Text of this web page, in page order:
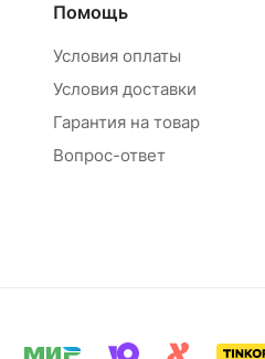
Помощь
Условия оплаты
Условия доставки
Гарантия на товар
Вопрос-ответ